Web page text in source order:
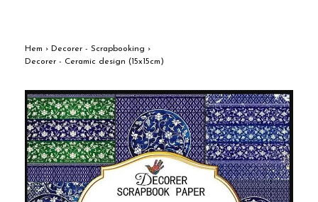
Hem › Decorer - Scrapbooking ›
Decorer - Ceramic design (15x15cm)